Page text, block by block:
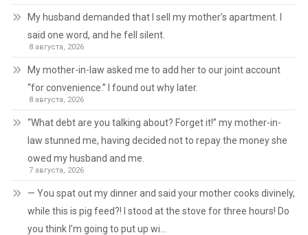
My husband demanded that I sell my mother’s apartment. I
said one word, and he fell silent.
8 августа, 2026
My mother-in-law asked me to add her to our joint account
“for convenience.” I found out why later.
8 августа, 2026
“What debt are you talking about? Forget it!” my mother-in-
law stunned me, having decided not to repay the money she
owed my husband and me.
7 августа, 2026
— You spat out my dinner and said your mother cooks divinely,
while this is pig feed?! I stood at the stove for three hours! Do
you think I’m going to put up wi…